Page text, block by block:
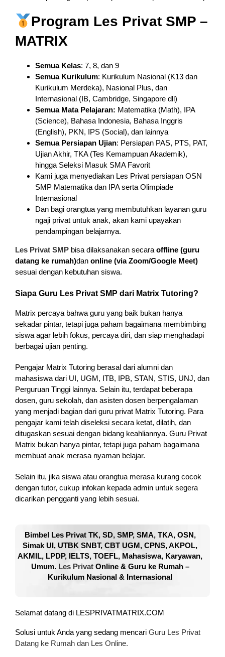
Program Les Privat SMP –
MATRIX
Semua Kelas: 7, 8, dan 9
Semua Kurikulum: Kurikulum Nasional (K13 dan
Kurikulum Merdeka), Nasional Plus, dan
Internasional (IB, Cambridge, Singapore dll)
Semua Mata Pelajaran: Matematika (Math), IPA
(Science), Bahasa Indonesia, Bahasa Inggris
(English), PKN, IPS (Social), dan lainnya
Semua Persiapan Ujian: Persiapan PAS, PTS, PAT,
Ujian Akhir, TKA (Tes Kemampuan Akademik),
hingga Seleksi Masuk SMA Favorit
Kami juga menyediakan Les Privat persiapan OSN
SMP Matematika dan IPA serta Olimpiade
Internasional
Dan bagi orangtua yang membutuhkan layanan guru
ngaji privat untuk anak, akan kami upayakan
pendampingan belajarnya.
Les Privat SMPbisa dilaksanakan secara offline (guru
datang ke rumah)dan online (via Zoom/Google Meet)
sesuai dengan kebutuhan siswa.
Siapa Guru Les Privat SMP dari Matrix Tutoring?
Matrix percaya bahwa guru yang baik bukan hanya
sekadar pintar, tetapi juga paham bagaimana membimbing
siswa agar lebih fokus, percaya diri, dan siap menghadapi
berbagai ujian penting.
Pengajar Matrix Tutoring berasal dari alumni dan
mahasiswa dari UI, UGM, ITB, IPB, STAN, STIS, UNJ, dan
Perguruan Tinggi lainnya. Selain itu, terdapat beberapa
dosen, guru sekolah, dan asisten dosen berpengalaman
yang menjadi bagian dari guru privat Matrix Tutoring. Para
pengajar kami telah diseleksi secara ketat, dilatih, dan
ditugaskan sesuai dengan bidang keahliannya. Guru Privat
Matrix bukan hanya pintar, tetapi juga paham bagaimana
membuat anak merasa nyaman belajar.
Selain itu, jika siswa atau orangtua merasa kurang cocok
dengan tutor, cukup infokan kepada admin untuk segera
dicarikan pengganti yang lebih sesuai.
Bimbel Les Privat TK, SD, SMP, SMA, TKA, OSN,
Simak UI, UTBK SNBT, CBT UGM, CPNS, AKPOL,
AKMIL, LPDP, IELTS, TOEFL, Mahasiswa, Karyawan,
Umum. Les PrivatOnline & Guru ke Rumah –
Kurikulum Nasional & Internasional
Selamat datang di LESPRIVATMATRIX.COM
Solusi untuk Anda yang sedang mencari Guru Les Privat
Datang ke Rumah dan Les Online.